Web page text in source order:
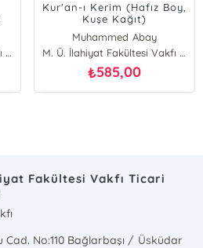
M. Ü. İlahiyat Fakültesi Vakfı Yayınları
Kur'an-ı Kerim (Hafız Boy,
Kuşe Kağıt)
Muhammed Abay
M. Ü. İlahiyat Fakültesi Vakfı Yayınları
₺585,00
Fakültesi Vakfı Ticari
No:110 Bağlarbaşı / Üsküdar